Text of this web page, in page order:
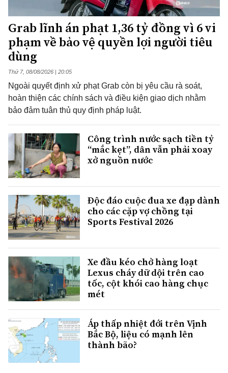
Grab lĩnh án phạt 1,36 tỷ đồng vì 6 vi
phạm về bảo vệ quyền lợi người tiêu
dùng
Thứ 7, 08/08/2026 | 20:05
Ngoài quyết định xử phạt Grab còn bị yêu cầu rà soát,
hoàn thiện các chính sách và điều kiện giao dịch nhằm
bảo đảm tuân thủ quy định pháp luật.
Công trình nước sạch tiền tỷ
“mắc kẹt”, dân vẫn phải xoay
xở nguồn nước
Độc đáo cuộc đua xe đạp dành
cho các cặp vợ chồng tại
Sports Festival 2026
Xe đầu kéo chở hàng loạt
Lexus cháy dữ dội trên cao
tốc, cột khói cao hàng chục
mét
Áp thấp nhiệt đới trên Vịnh
Bắc Bộ, liệu có mạnh lên
thành bão?